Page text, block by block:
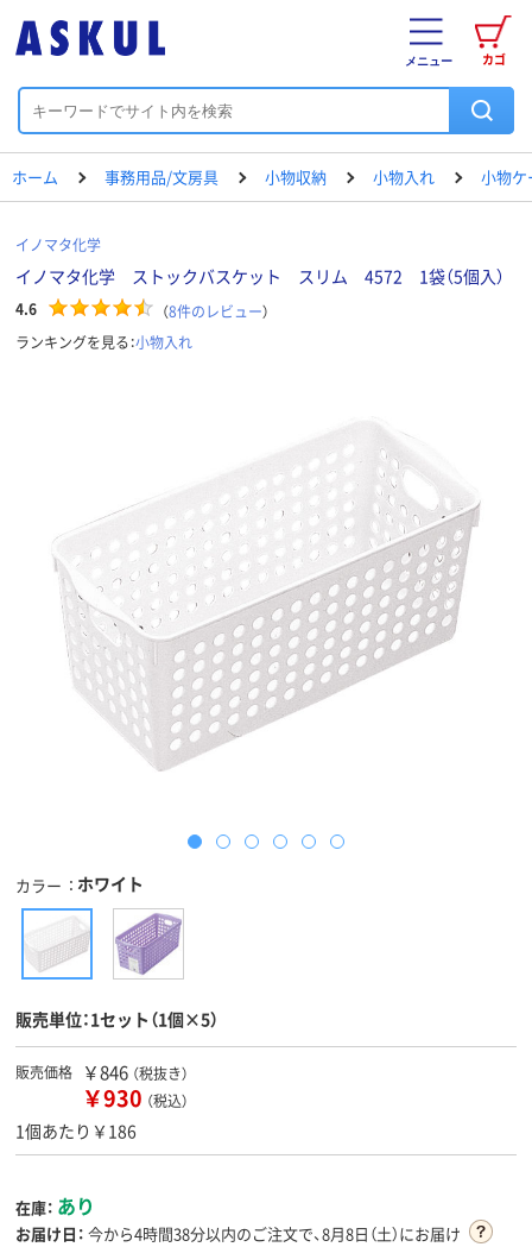
カゴ
メニュー
ホーム 事務用品/文房具 小物収納 小物入れ 小物ケ
イノマタ化学
イノマタ化学 ストックバスケット スリム 4572 1袋（5個入）
4.6 （8件のレビュー）
ランキングを見る：小物入れ
カラー ホワイト
販売単位：1セット（1個×5）
販売価格 ￥846 （税抜き）
￥930 （税込）
1個あたり￥186
在庫： あり
お届け日： 今から4時間38分以内のご注文で、8月8日（土）にお届け